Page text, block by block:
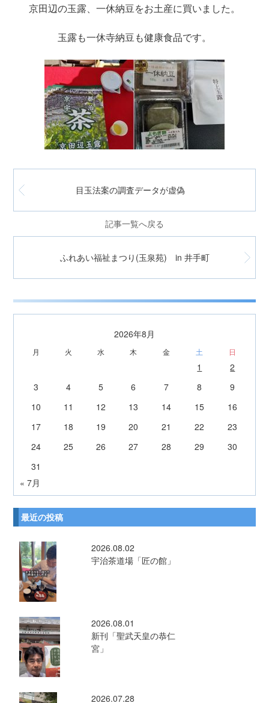
京田辺の玉露、一休納豆をお土産に買いました。
玉露も一休寺納豆も健康食品です。
目玉法案の調査データが虚偽
記事一覧へ戻る
ふれあい福祉まつり(玉泉苑) in 井手町
2026年8月
月 火 水 木 金 土 日
1
2
3
4 5 6 7 8
9
10
11 12 13 14 15
16
17
18 19 20 21 22
23
24
25 26 27 28 29
30
31
« 7月
最近の投稿
2026.08.02
宇治茶道場「匠の館」
2026.08.01
新刊「聖武天皇の恭仁
宮」
2026.07.28